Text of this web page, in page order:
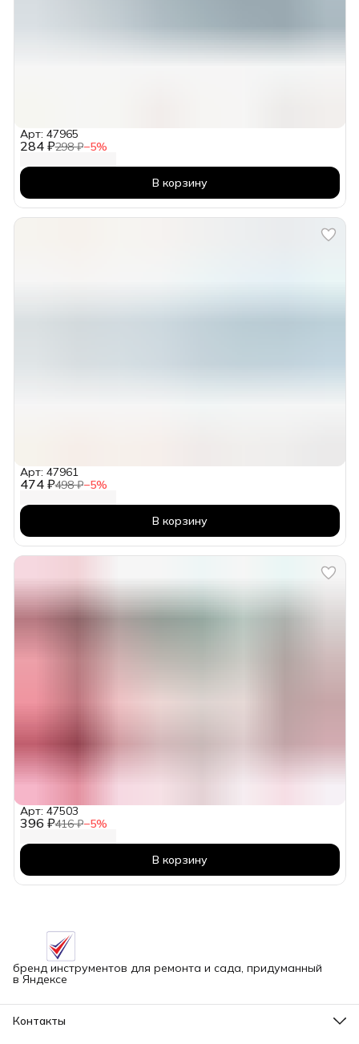
284 ₽298 ₽−5%
Арт: 47965
В корзину
474 ₽498 ₽−5%
Арт: 47961
В корзину
396 ₽416 ₽−5%
Арт: 47503
В корзину
бренд инструментов для ремонта и сада, придуманный
в Яндексе
Контакты